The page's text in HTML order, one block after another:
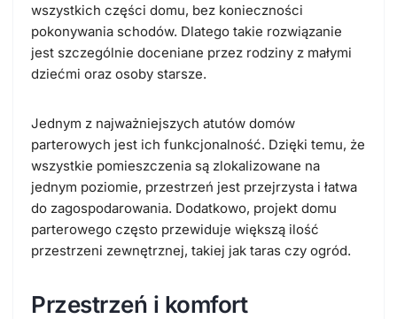
wszystkich części domu, bez konieczności
pokonywania schodów. Dlatego takie rozwiązanie
jest szczególnie doceniane przez rodziny z małymi
dziećmi oraz osoby starsze.
Jednym z najważniejszych atutów domów
parterowych jest ich funkcjonalność. Dzięki temu, że
wszystkie pomieszczenia są zlokalizowane na
jednym poziomie, przestrzeń jest przejrzysta i łatwa
do zagospodarowania. Dodatkowo, projekt domu
parterowego często przewiduje większą ilość
przestrzeni zewnętrznej, takiej jak taras czy ogród.
Przestrzeń i komfort